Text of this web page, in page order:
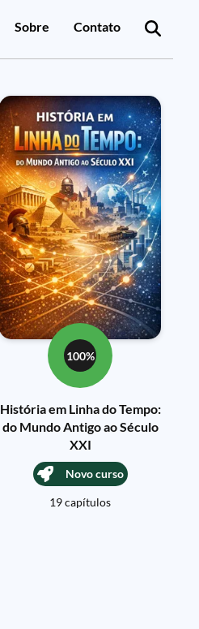
Sobre Contato
100%
História em Linha do Tempo:
do Mundo Antigo ao Século
XXI
Novo curso
19 capítulos